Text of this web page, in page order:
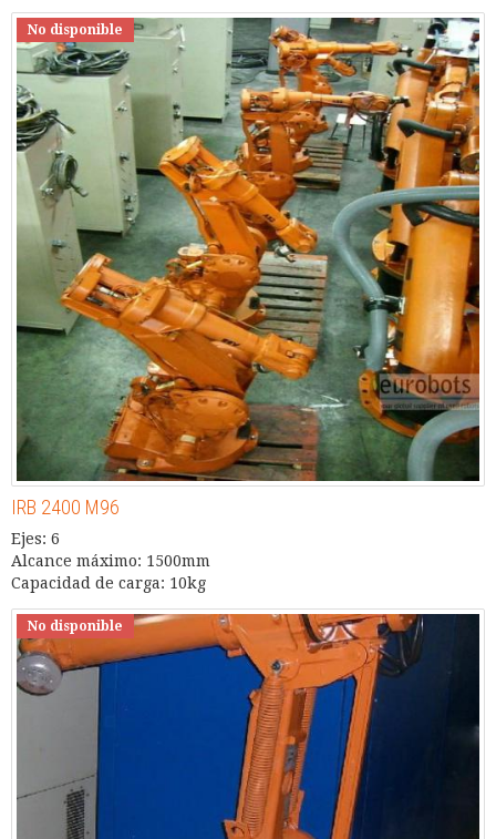
No disponible
IRB 2400 M96
Ejes: 6
Alcance máximo: 1500mm
Capacidad de carga: 10kg
No disponible